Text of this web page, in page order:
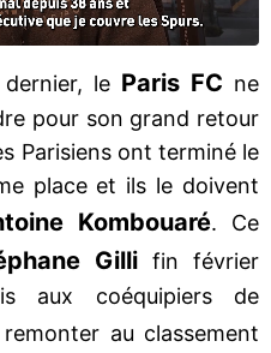
dernier, le Paris FC ne
pour son grand retour
Parisiens ont terminé le
place et ils le doivent
Kombouaré. Ce
Gillifin février
aux coéquipiers de
au classement